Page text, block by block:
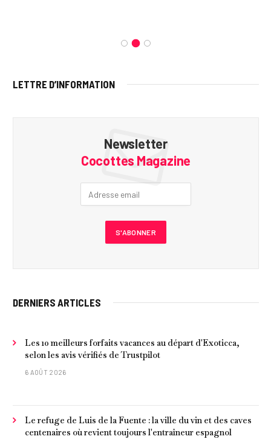
LETTRE D’INFORMATION
Newsletter
Cocottes Magazine
DERNIERS ARTICLES
Les 10 meilleurs forfaits vacances au départ d'Exoticca,
selon les avis vérifiés de Trustpilot
6 AOÛT 2026
Le refuge de Luis de la Fuente : la ville du vin et des caves
centenaires où revient toujours l'entraîneur espagnol